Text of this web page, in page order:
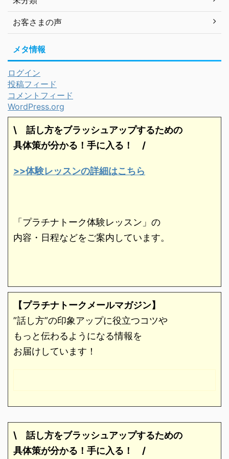
お客さまの声
メタ情報
ログイン
投稿フィード
コメントフィード
WordPress.org
\ 話し方をブラッシュアップするための
具体策が分かる！手に入る！ /
>>体験レッスンの詳細はこちら
「プラチナトーク体験レッスン」の
内容・日程などをご案内しています。
【プラチナトークメールマガジン】
”話し方”の印象アップに役立つコツや
もっと伝わるようになる情報を
お届けしています！
\ 話し方をブラッシュアップするための
具体策が分かる！手に入る！ /